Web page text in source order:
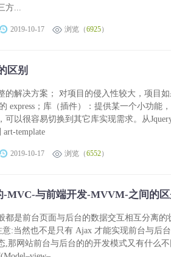
方...
2019-10-17 浏览（6925）
区别
的解决方案； 对项目的侵入性较大，项目
express；库（插件）：提供某一个小功能
可以很容易切换到其它库实现需求。从
template
2019-10-17 浏览（6552）
-MVC-与前端开发-MVVM-之间的
都是前台页面与后台的数据交互相互分离
:当然也不是只有 Ajax 才能实现前台与后
,那网站前台与后台的的开发模式又有什么